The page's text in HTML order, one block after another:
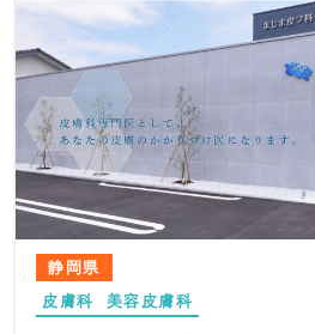
SEOでは、「幕張」「海浜幕張
ー治療」など地域名と診療内容の
スよく配置。しみ・肝斑・しわ・
ドも効果的に盛り込み、検索ユー
とアクセスできる構成としていま
なカウンセリングという強みも
ました。
全体として、Mスキンクリニック
安全に、美しく」という理念を、
べてに落とし込んだ、上質かつ親
イトに仕上がっています。
デザイン面では、ロゴに使用され
とう虫」をアクセントに、グリー
色調を採用。トップビジュアルで
をバナーとして重ね、診療の強み
しました。全体としてシンプルで
温かみを感じられるバランスを重
も安心感を与えられる世界観を表
コンテンツ面では、頻度の高い皮
ビジュアルとともに紹介し、自分
にアクセスできる動線を確保。一
美容皮膚科・アレルギー科のそれ
わかりやすくまとめ、専門性が自
静岡県
皮膚科
美容皮膚科